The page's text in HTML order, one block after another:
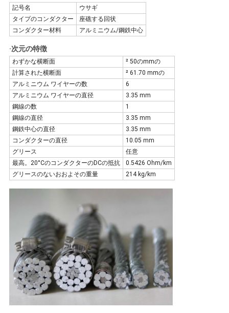
ー
ス
引
用
を
要
求
し
な
地
図
記号名
ウサギ
タイプのコンダクター
座礁する回状
コンダクター材料
アルミニウム/鋼鉄中心
·次元の特徴
わずかな横断面
² 50のmmの
計算された横断面
² 61.70 mmの
アルミニウム ワイヤーの数
6
アルミニウム ワイヤーの直径
3.35 mm
鋼線の数
1
鋼線の直径
3.35 mm
鋼鉄中心の直径
3.35 mm
コンダクターの直径
10.05 mm
グリース
任意
最高。20°CのコンダクターのDCの抵抗
0.5426 Ohm/km
グリースのないおおよその重量
214 kg/km